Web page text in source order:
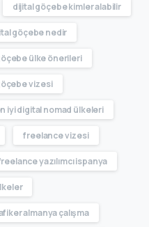
dijital göçebe kimler alabilir
göçebe nedir
ülke önerileri
vizesi
iyi digital nomad ülkeleri
freelance vizesi
yazılımcı ispanya
almanya çalışma